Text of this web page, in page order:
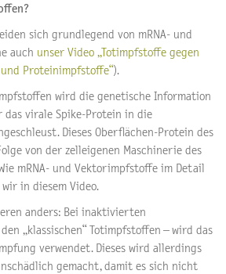
sich grundlegend von mRNA- und
auch unser Video „Totimpfstoffe gegen
und Proteinimpfstoffe“).
wird die genetische Information
das virale Spike-Protein in die
Dieses Oberflächen-Protein des
von der zelleigenen Maschinerie des
mRNA- und Vektorimpfstoffe im Detail
in diesem Video.
anders: Bei inaktivierten
„klassischen“ Totimpfstoffen – wird das
verwendet. Dieses wird allerdings
gemacht, damit es sich nicht